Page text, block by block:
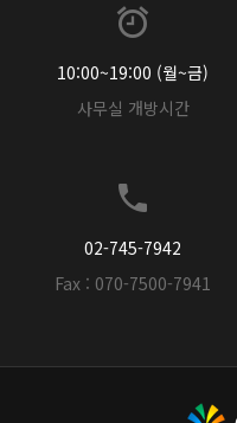
10:00~19:00 (월~금)
사무실 개방시간
02-745-7942
Fax : 070-7500-7941